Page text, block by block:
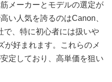
メーカーとモデルの選定が
い人気を誇るのはCanon、
で、特に初心者には扱いや
が好まれます。これらのメ
定しており、高単価を狙い